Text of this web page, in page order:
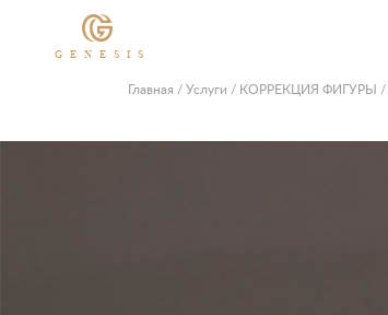
GENESIS
Главная /Услуги / КОРРЕКЦИЯ ФИГУРЫ /